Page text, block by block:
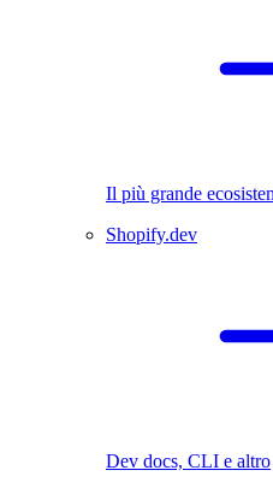
Il più grande
Shopify.dev
Dev docs, CLI e altro